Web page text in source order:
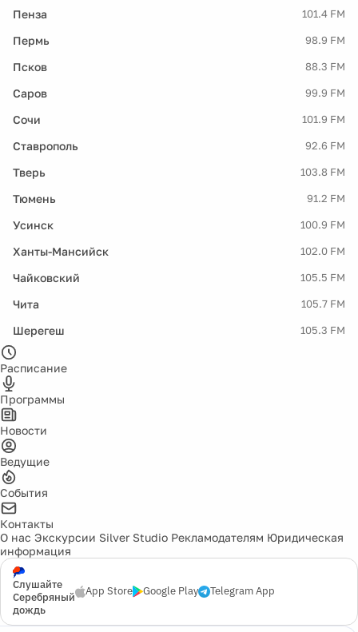
Пенза 101.4 FM
Пермь 98.9 FM
Псков 88.3 FM
Саров 99.9 FM
Сочи 101.9 FM
Ставрополь 92.6 FM
Тверь 103.8 FM
Тюмень 91.2 FM
Усинск 100.9 FM
Ханты-Мансийск 102.0 FM
Чайковский 105.5 FM
Чита 105.7 FM
Шерегеш 105.3 FM
Расписание
Программы
Новости
Ведущие
События
Контакты
О нас Экскурсии Silver Studio Рекламодателям Юридическая
информация
Слушайте
Серебряный
дождь
App Store Google Play Telegram App